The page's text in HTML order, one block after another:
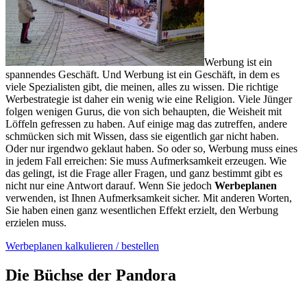
Werbung ist ein
spannendes Geschäft. Und Werbung ist ein Geschäft, in dem es
viele Spezialisten gibt, die meinen, alles zu wissen. Die richtige
Werbestrategie ist daher ein wenig wie eine Religion. Viele Jünger
folgen wenigen Gurus, die von sich behaupten, die Weisheit mit
Löffeln gefressen zu haben. Auf einige mag das zutreffen, andere
schmücken sich mit Wissen, dass sie eigentlich gar nicht haben.
Oder nur irgendwo geklaut haben. So oder so, Werbung muss eines
in jedem Fall erreichen: Sie muss Aufmerksamkeit erzeugen. Wie
das gelingt, ist die Frage aller Fragen, und ganz bestimmt gibt es
nicht nur eine Antwort darauf. Wenn Sie jedoch Werbeplanen
verwenden, ist Ihnen Aufmerksamkeit sicher. Mit anderen Worten,
Sie haben einen ganz wesentlichen Effekt erzielt, den Werbung
erzielen muss.
Werbeplanen kalkulieren / bestellen
Die Büchse der Pandora